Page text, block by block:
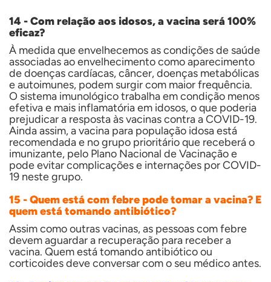
14 - Com relação aos idosos, a vacina será 100%
eficaz?
À medida que envelhecemos as condições de saúde
associadas ao envelhecimento como aparecimento
de doenças cardíacas, câncer, doenças metabólicas
e autoimunes, podem surgir com maior frequência.
O sistema imunológico trabalha em condição menos
efetiva e mais inflamatória em idosos, o que poderia
prejudicar a resposta às vacinas contra a COVID-19.
Ainda assim, a vacina para população idosa está
recomendada e no grupo prioritário que receberá o
imunizante, pelo Plano Nacional de Vacinação e
pode evitar complicações e internações por COVID-
19 neste grupo.
15 - Quem está com febre pode tomar a vacina? E
quem está tomando antibiótico?
Assim como outras vacinas, as pessoas com febre
devem aguardar a recuperação para receber a
vacina. Quem está tomando antibiótico ou
corticoides deve conversar com o seu médico antes.